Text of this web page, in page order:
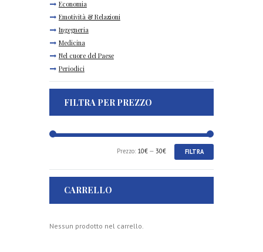
Economia
Emotività & Relazioni
Ingegneria
Medicina
Nel cuore del Paese
Periodici
FILTRA PER PREZZO
FILTRA
Prezzo: 10€— 30€
CARRELLO
Nessun prodotto nel carrello.